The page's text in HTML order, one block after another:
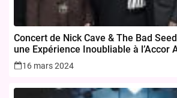
Concert de Nick Cave & The Bad
une Expérience Inoubliable à l’Accor
novembre 2024
16 mars 2024